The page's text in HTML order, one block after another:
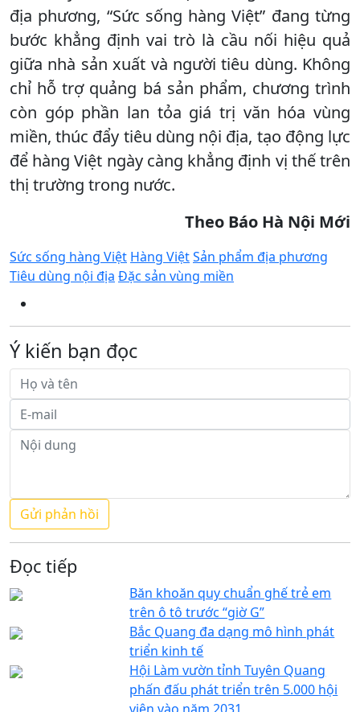
địa phương, “Sức sống hàng Việt” đang từng
bước khẳng định vai trò là cầu nối hiệu quả
giữa nhà sản xuất và người tiêu dùng. Không
chỉ hỗ trợ quảng bá sản phẩm, chương trình
còn góp phần lan tỏa giá trị văn hóa vùng
miền, thúc đẩy tiêu dùng nội địa, tạo động lực
để hàng Việt ngày càng khẳng định vị thế trên
thị trường trong nước.
Theo Báo Hà Nội Mới
Sức sống hàng Việt Hàng ViệtSản phẩm địa phương
Tiêu dùng nội địa Đặc sản vùng miền
Ý kiến bạn đọc
Đọc tiếp
Băn khoăn quy chuẩn ghế trẻ em
trên ô tô trước “giờ G”
Bắc Quang đa dạng mô hình phát
triển kinh tế
Hội Làm vườn tỉnh Tuyên Quang
phấn đấu phát triển trên 5.000 hội